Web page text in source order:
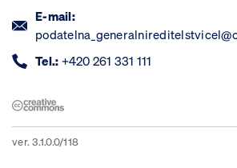
E-mail:
Tel.: +420 261 331 111
ver. 3.1.0.0/118